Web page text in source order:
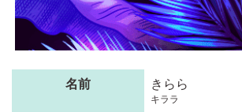
名前 きらら
キララ